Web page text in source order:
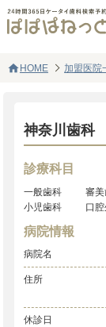
homeHOME 加盟医院
神奈川歯科
診療科目
一般歯科 審
小児歯科
口
病院情報
病院名
住所
休診日